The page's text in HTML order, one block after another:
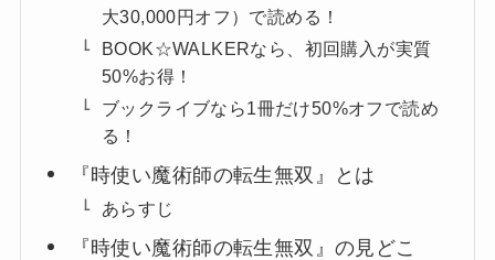
大30,000円オフ）で読める！
BOOK☆WALKERなら、初回購入が実質
50%お得！
ブックライブなら1冊だけ50%オフで読め
る！
『時使い魔術師の転生無双』とは
あらすじ
『時使い魔術師の転生無双』の見どこ